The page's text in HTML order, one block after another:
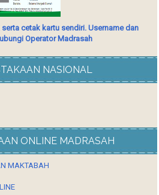
cetak kartu sendiri. Username dan
Operator Madrasah
NASIONAL
ONLINE MADRASAH
MAKTABAH